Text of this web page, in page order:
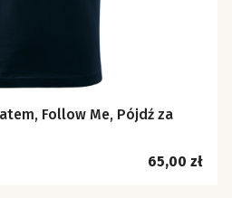
Follow Me, Pójdź za
Cena
65,00 zł